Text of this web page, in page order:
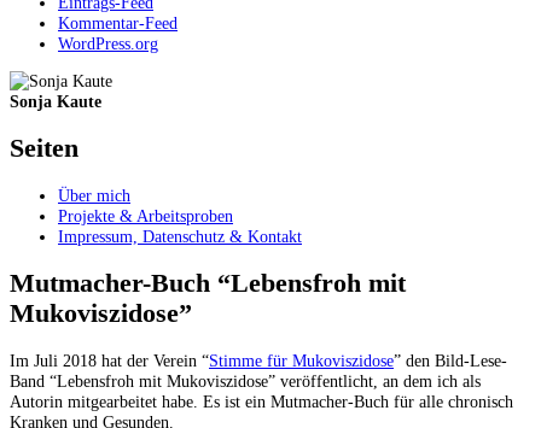
Kommentar-Feed
WordPress.org
Sonja Kaute
Seiten
Über mich
Projekte & Arbeitsproben
Impressum, Datenschutz & Kontakt
Mutmacher-Buch “Lebensfroh mit
Mukoviszidose”
Im Juli 2018 hat der Verein “Stimme für Mukoviszidose” den Bild-Lese-
Band “Lebensfroh mit Mukoviszidose” veröffentlicht, an dem ich als
Autorin mitgearbeitet habe. Es ist ein Mutmacher-Buch für alle chronisch
Kranken und Gesunden.